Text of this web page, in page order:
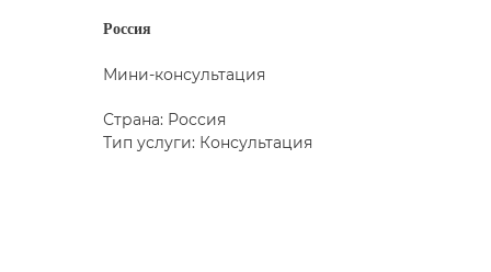
Россия
Мини-консультация
Страна: Россия
Тип услуги: Консультация